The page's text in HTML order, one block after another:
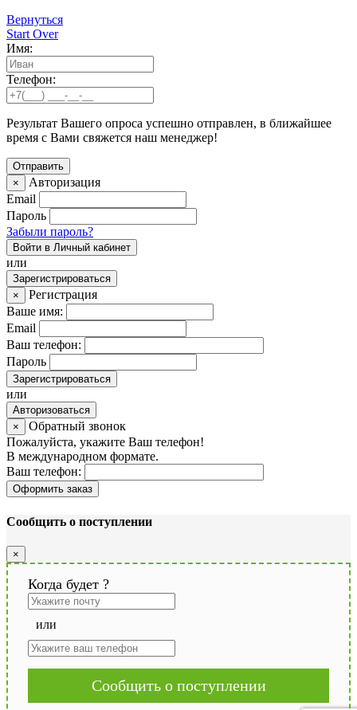
Вернуться
Start Over
Имя:
Телефон:
Результат Вашего опроса успешно отправлен, в ближайшее
время с Вами свяжется наш менеджер!
×
Авторизация
Email
Пароль
Забыли пароль?
Войти в Личный кабинет
или
Зарегистрироваться
×
Регистрация
Ваше имя:
Email
Ваш телефон:
Пароль
Зарегистрироваться
или
Авторизоваться
×
Обратный звонок
Пожалуйста, укажите Ваш телефон!
В международном формате.
Ваш телефон:
Оформить заказ
Сообщить о поступлении
×
Когда будет ?
или
Сообщить о поступлении